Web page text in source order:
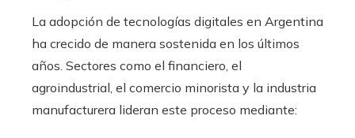
La adopción de tecnologías digitales en Argentina
ha crecido de manera sostenida en los últimos
años. Sectores como el financiero, el
agroindustrial, el comercio minorista y la industria
manufacturera lideran este proceso mediante: